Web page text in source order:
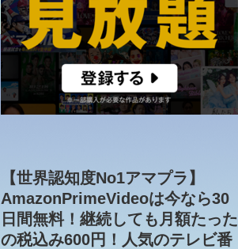
【世界認知度No1アマプラ】
AmazonPrimeVideoは今なら30
日間無料！継続しても月額たった
の税込み600円！人気のテレビ番